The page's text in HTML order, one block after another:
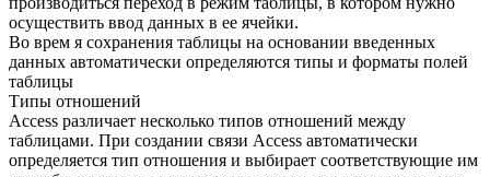
осуществить ввод данных в ее ячейки.
Во врем я сохранения таблицы на основании введенных
данных автоматически определяются типы и форматы полей
таблицы
Типы отношений
Access различает несколько типов отношений между
таблицами. При создании связи Access автоматически
определяется тип отношения и выбирает соответствующие им